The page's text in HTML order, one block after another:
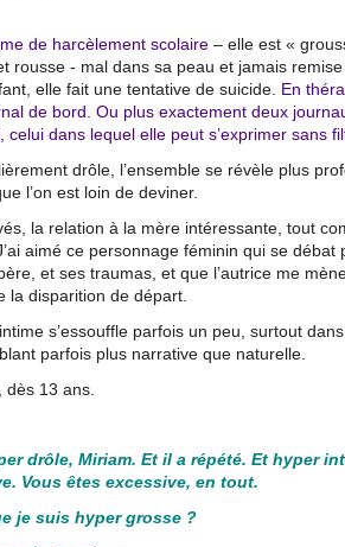
de harcèlement scolaire – elle est «
rousse - mal dans sa peau et jamais
elle fait une tentative de suicide. En
de bord. Ou plus exactement deux
dans lequel elle peut s’exprimer sans
drôle, l’ensemble se révèle plus
l’on est loin de deviner.
la relation à la mère intéressante, tout
aimé ce personnage féminin qui se
et ses traumas, et que l’autrice me
la disparition de départ.
s’essouffle parfois un peu, surtout
parfois plus narrative que naturelle.
13 ans.
drôle, Miriam. Et il a répété. Et hyper
Vous êtes excessive, en tout.
je suis hyper grosse ?